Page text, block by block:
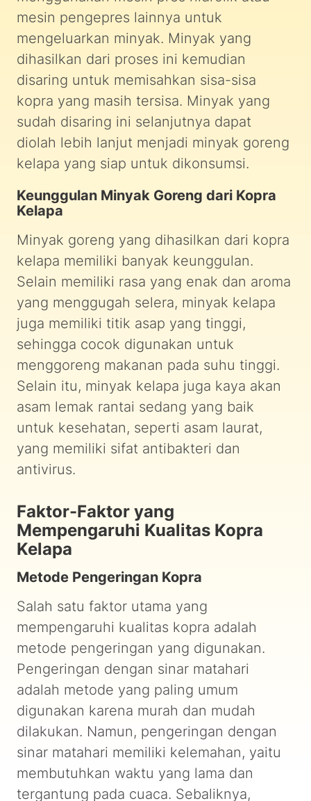
mesin pengepres lainnya untuk
mengeluarkan minyak. Minyak yang
dihasilkan dari proses ini kemudian
disaring untuk memisahkan sisa-sisa
kopra yang masih tersisa. Minyak yang
sudah disaring ini selanjutnya dapat
diolah lebih lanjut menjadi minyak goreng
kelapa yang siap untuk dikonsumsi.
Keunggulan Minyak Goreng dari Kopra
Kelapa
Minyak goreng yang dihasilkan dari kopra
kelapa memiliki banyak keunggulan.
Selain memiliki rasa yang enak dan aroma
yang menggugah selera, minyak kelapa
juga memiliki titik asap yang tinggi,
sehingga cocok digunakan untuk
menggoreng makanan pada suhu tinggi.
Selain itu, minyak kelapa juga kaya akan
asam lemak rantai sedang yang baik
untuk kesehatan, seperti asam laurat,
yang memiliki sifat antibakteri dan
antivirus.
Faktor-Faktor yang
Mempengaruhi Kualitas Kopra
Kelapa
Metode Pengeringan Kopra
Salah satu faktor utama yang
mempengaruhi kualitas kopra adalah
metode pengeringan yang digunakan.
Pengeringan dengan sinar matahari
adalah metode yang paling umum
digunakan karena murah dan mudah
dilakukan. Namun, pengeringan dengan
sinar matahari memiliki kelemahan, yaitu
membutuhkan waktu yang lama dan
tergantung pada cuaca. Sebaliknya,